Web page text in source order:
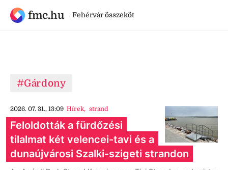
fmc.hu Fehérvár összeköt
#Gárdony
2026. 07. 31., 13:09 Hírek, strand
Feloldották a fürdőzési
tilalmat két velencei-tavi és a
dunaújvárosi Szalki-szigeti strandon